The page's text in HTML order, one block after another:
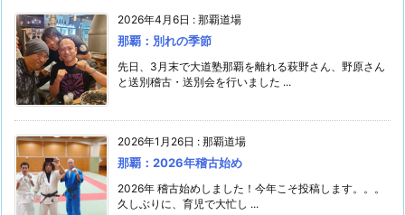
2026年4月6日 : 那覇道場
那覇：別れの季節
先日、3月末で大道塾那覇を離れる萩野さん、野原さん
と送別稽古・送別会を行いました ...
2026年1月26日 : 那覇道場
那覇：2026年稽古始め
2026年 稽古始めしました！今年こそ投稿します。。。
久しぶりに、育児で大忙し ...